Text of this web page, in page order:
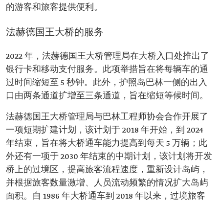
的游客和旅客提供便利。
法赫德国王大桥的服务
2022 年，法赫德国王大桥管理局在大桥入口处推出了
银行卡和移动支付服务。此项举措旨在将每辆车的通
过时间缩短至 5 秒钟。此外，护照岛巴林一侧的出入
口由两条通道扩增至三条通道，旨在缩短等候时间。
法赫德国王大桥管理局与巴林工程师协会合作开展了
一项短期扩建计划，该计划于 2018 年开始，到 2024
年结束，旨在将大桥通车能力提高到每天 5 万辆；此
外还有一项于 2030 年结束的中期计划，该计划将开发
桥上的过境区，提高旅客流程速度，重新设计岛屿，
并根据旅客数量激增、人员流动频繁的情况扩大岛屿
面积。自 1986 年大桥通车到 2018 年以来，过境旅客